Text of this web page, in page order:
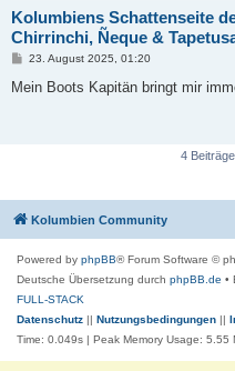
Kolumbiens Schattenseite
Chirrinchi, Ñeque &
B
i
23. August 2025, 01:20
Mein Boots Kapitän bringt mir
4
Kolumbien Community
Powered by phpBB® Forum Software ©
Deutsche Übersetzung durch phpBB.de •
FULL-STACK
Datenschutz
Nutzungsbedingungen
Time: 0.049s | Peak Memory Usage: 5.55